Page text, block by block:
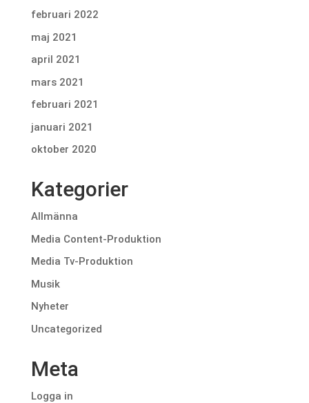
februari 2022
maj 2021
april 2021
mars 2021
februari 2021
januari 2021
oktober 2020
Kategorier
Allmänna
Media Content-Produktion
Media Tv-Produktion
Musik
Nyheter
Uncategorized
Meta
Logga in